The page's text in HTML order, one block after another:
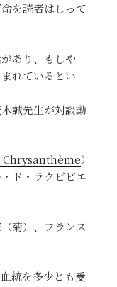
を読者はしって
あり、もしや
れているとい
誠先生が対談動
Chrysanthème）
ド・ラクビビエ
菊）、フランス
統を多少とも受